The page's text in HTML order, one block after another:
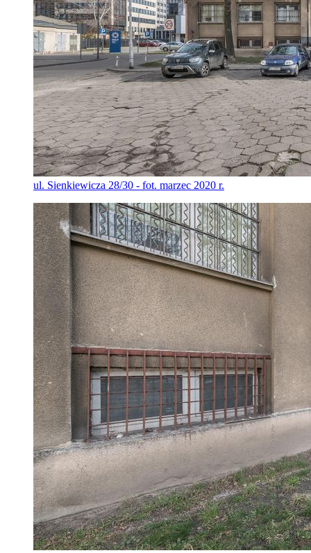
ul. Sienkiewicza 28/30 - fot. marzec 2020 r.